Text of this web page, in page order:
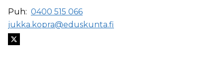
Puh: 0400 515 066
jukka.kopra@eduskunta.fi